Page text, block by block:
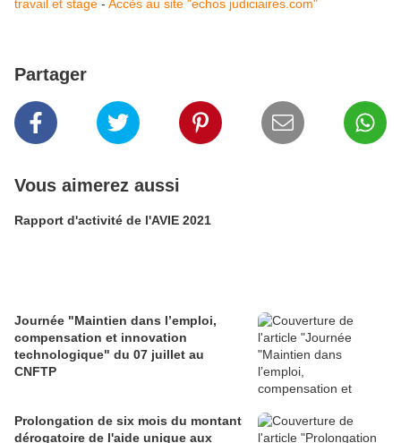
travail et stage - Accès au site "echos judiciaires.com"
Partager
Vous aimerez aussi
Rapport d'activité de l'AVIE 2021
Journée "Maintien dans l’emploi,
compensation et innovation
technologique" du 07 juillet au
CNFTP
Prolongation de six mois du montant
dérogatoire de l'aide unique aux